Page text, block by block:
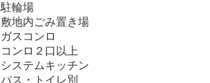
駐輪場
敷地内ごみ置き場
ガスコンロ
コンロ２口以上
システムキッチン
バス・トイレ別